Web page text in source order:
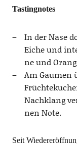
Tasting­no­tes
In der Nase
Eiche und
ne und
Am Gau­men
Nach­klang
nen Note.
Seit